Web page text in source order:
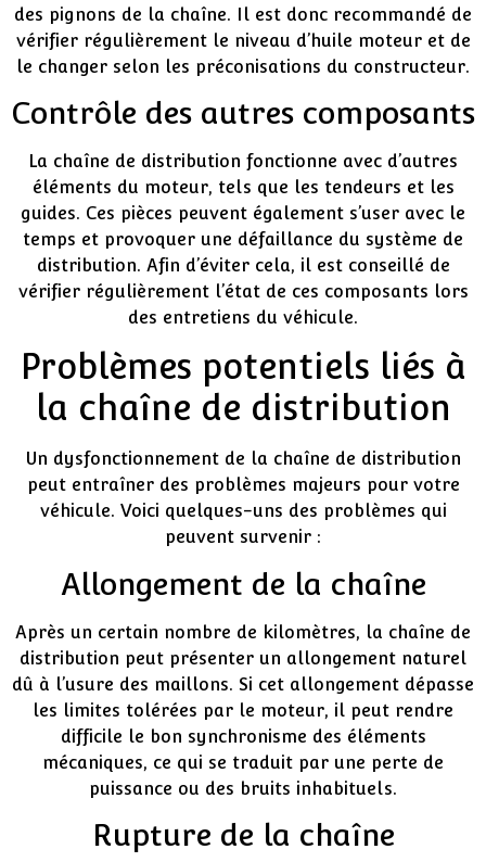
des pignons de la chaîne. Il est donc recommandé de
vérifier régulièrement le niveau d’huile moteur et de
le changer selon les préconisations du constructeur.
Contrôle des autres composants
La chaîne de distribution fonctionne avec d’autres
éléments du moteur, tels que les tendeurs et les
guides. Ces pièces peuvent également s’user avec le
temps et provoquer une défaillance du système de
distribution. Afin d’éviter cela, il est conseillé de
vérifier régulièrement l’état de ces composants lors
des entretiens du véhicule.
Problèmes potentiels liés à
la chaîne de distribution
Un dysfonctionnement de la chaîne de distribution
peut entraîner des problèmes majeurs pour votre
véhicule. Voici quelques-uns des problèmes qui
peuvent survenir :
Allongement de la chaîne
Après un certain nombre de kilomètres, la chaîne de
distribution peut présenter un allongement naturel
dû à l’usure des maillons. Si cet allongement dépasse
les limites tolérées par le moteur, il peut rendre
difficile le bon synchronisme des éléments
mécaniques, ce qui se traduit par une perte de
puissance ou des bruits inhabituels.
Rupture de la chaîne